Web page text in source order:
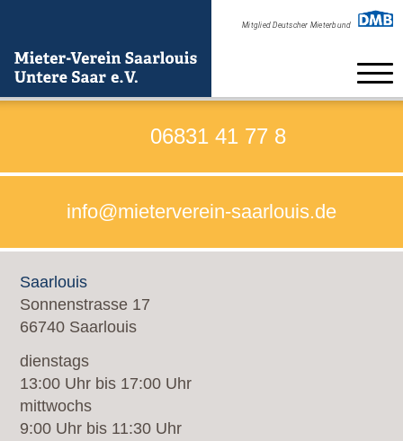
Beratung
Verein
Formulare zum Beitritt
Satzung
Kontakt
Neuigkeiten
06831 41 77 8
info@mieterverein-saarlouis.de
Saarlouis
Sonnenstrasse 17
66740 Saarlouis
dienstags
13:00 Uhr bis 17:00 Uhr
mittwochs
9:00 Uhr bis 11:30 Uhr